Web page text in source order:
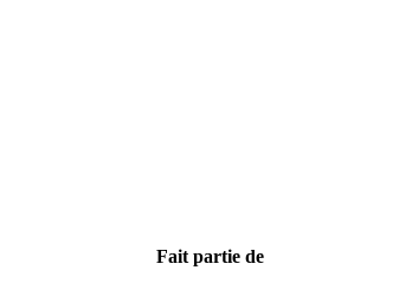
Fait partie de